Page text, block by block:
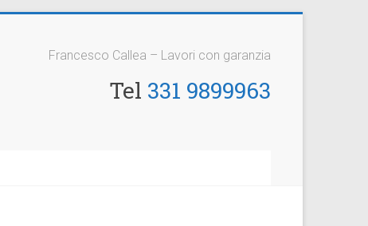
Francesco Callea – Lavori con garanzia
Tel 331 9899963